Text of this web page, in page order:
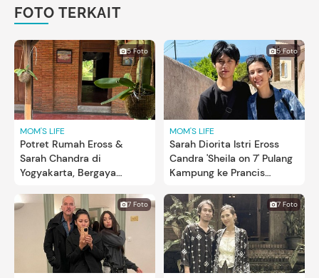
FOTO TERKAIT
5 Foto
MOM'S LIFE
Potret Rumah Eross &
Sarah Chandra di
Yogyakarta, Bergaya
5 Foto
MOM'S LIFE
Sarah Diorita Istri Eross
Candra 'Sheila on 7' Pulang
Kampung ke Prancis
Potretnya
7 Foto 7 Foto